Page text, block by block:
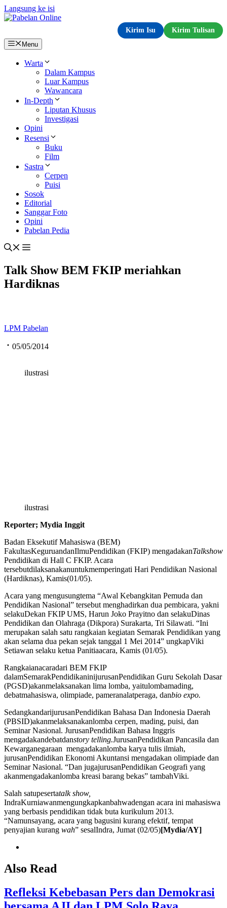
Langsung ke isi
Kirim Isu
Kirim Tulisan
Menu
Warta
Dalam Kampus
Luar Kampus
Wawancara
In-Depth
Liputan Khusus
Investigasi
Opini
Resensi
Buku
Film
Sastra
Cerpen
Puisi
Sosok
Editorial
Sanggar Foto
Opini
Pabelan Pedia
Talk Show BEM FKIP meriahkan
Hardiknas
LPM Pabelan
05/05/2014
ilustrasi
ilustrasi
Reporter; Mydia Inggit
Badan Eksekutif Mahasiswa (BEM)
FakultasKeguruandanIlmuPendidikan (FKIP) mengadakanTalkshow
Pendidikan di Hall C FKIP. Acara
tersebutdilaksanakanuntukmemperingati Hari Pendidikan Nasional
(Hardiknas), Kamis(01/05).
Acara yang mengusungtema “Awal Kebangkitan Pemuda dan
Pendidikan Nasional” tersebut menghadirkan dua pembicara, yakni
selakuDekan FKIP UMS, Harun Joko Prayitno dan selakuDinas
Pendidikan dan Olahraga (Dikpora) Surakarta, Tri Silawati. “Ini
merupakan salah satu rangkaian kegiatan Semarak Pendidikan yang
akan selama dua pekan sejak tanggal 1 Mei 2014” ungkapViki
Setiawan selaku ketua Panitiaacara, Kamis (01/05).
Rangkaianacaradari BEM FKIP
dalamSemarakPendidikaninijurusanPendidikan Guru Sekolah Dasar
(PGSD)akanmelaksanakan lima lomba, yaitulombamading,
debatmahasiswa, olimpiade, pameranalatperaga, danbio expo.
SedangkandarijurusanPendidikan Bahasa Dan Indonesia Daerah
(PBSID)akanmelaksanakanlomba cerpen, mading, puisi, dan
Seminar Nasional. JurusanPendidikan Bahasa Inggris
mengadakandebatdanstory telling.JurusanPendidikan Pancasila dan
Kewarganegaraan mengadakanlomba karya tulis ilmiah,
jurusanPendidikan Ekonomi Akuntansi mengadakan olimpiade dan
Seminar Nasional. “Dan jugajurusanPendidikan Geografi yang
akanmengadakanlomba kreasi barang bekas” tambahViki.
Salah satupesertatalk show,
IndraKurniawanmengungkapkanbahwadengan acara ini mahasiswa
yang berbasis pendidikan tidak buta kurikulum 2013.
“Namunsayang, acara yang bagusini kurang efektif, tempat
penyajian kurang wah” sesalIndra, Jumat (02/05)[Mydia/AY]
Also Read
Refleksi Kebebasan Pers dan Demokrasi